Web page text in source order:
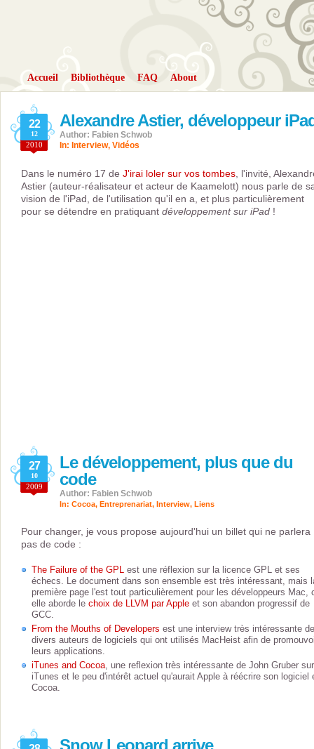
Accueil Bibliothèque FAQ About
Alexandre Astier, développeur
22
12
2010
Author: Fabien Schwob
In: Interview, Vidéos
Dans le numéro 17 de J'irai loler sur vos tombes , l'invité,
Astier (auteur-réalisateur et acteur de Kaamelott) nous parle de
vision de l'iPad, de l'utilisation qu'il en a, et plus particulièrement
pour se détendre en pratiquant développement sur iPad !
Le développement, plus que du
code
27
10
2009
Author: Fabien Schwob
In: Cocoa, Entreprenariat, Interview, Liens
Pour changer, je vous propose aujourd'hui un billet qui ne parlera
pas de code :
The Failure of the GPL est une réflexion sur la licence GPL et ses
échecs. Le document dans son ensemble est très intéressant, mais
première page l'est tout particulièrement pour les développeurs Mac,
elle aborde le choix de LLVM par Apple et son abandon progressif de
GCC.
From the Mouths of Developers est une interview très intéressante de
divers auteurs de logiciels qui ont utilisés MacHeist afin de
leurs applications.
iTunes and Cocoa, une reflexion très intéressante de John Gruber sur
iTunes et le peu d'intérêt actuel qu'aurait Apple à réécrire son logiciel
Cocoa.
Snow Leopard arrive